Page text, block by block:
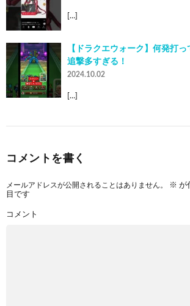
[…]
【ドラクエウォーク】何発打っ
追撃多すぎる！
2024.10.02
[…]
コメントを書く
メールアドレスが公開されることはありません。 ※ が
目です
コメント